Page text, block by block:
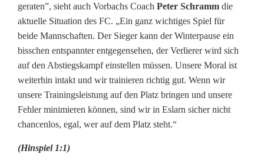
f
geraten”, sieht auch Vorbachs Coach Peter Schramm die
aktuelle Situation des FC. „Ein ganz wichtiges Spiel für
beide Mannschaften. Der Sieger kann der Winterpause ein
bisschen entspannter entgegensehen, der Verlierer wird sich
auf den Abstiegskampf einstellen müssen. Unsere Moral ist
weiterhin intakt und wir trainieren richtig gut. Wenn wir
unsere Trainingsleistung auf den Platz bringen und unsere
Fehler minimieren können, sind wir in Eslarn sicher nicht
chancenlos, egal, wer auf dem Platz steht.“
(Hinspiel 1:1)